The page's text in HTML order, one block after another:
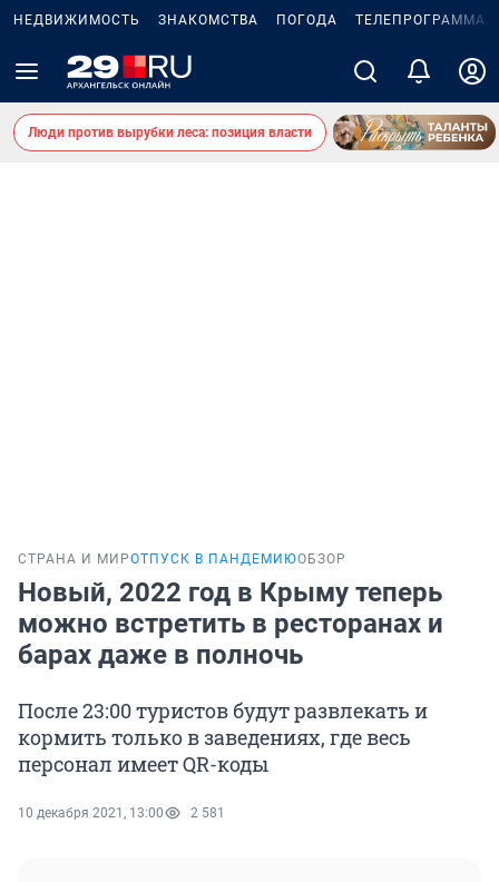
НЕДВИЖИМОСТЬ ЗНАКОМСТВА ПОГОДА ТЕЛЕПРОГРАММА
Люди против вырубки леса: позиция власти
СТРАНА И МИРОТПУСК В ПАНДЕМИЮОБЗОР
Новый, 2022 год в Крыму теперь
можно встретить в ресторанах и
барах даже в полночь
После 23:00 туристов будут развлекать и
кормить только в заведениях, где весь
персонал имеет QR-коды
10 декабря 2021, 13:00 2 581